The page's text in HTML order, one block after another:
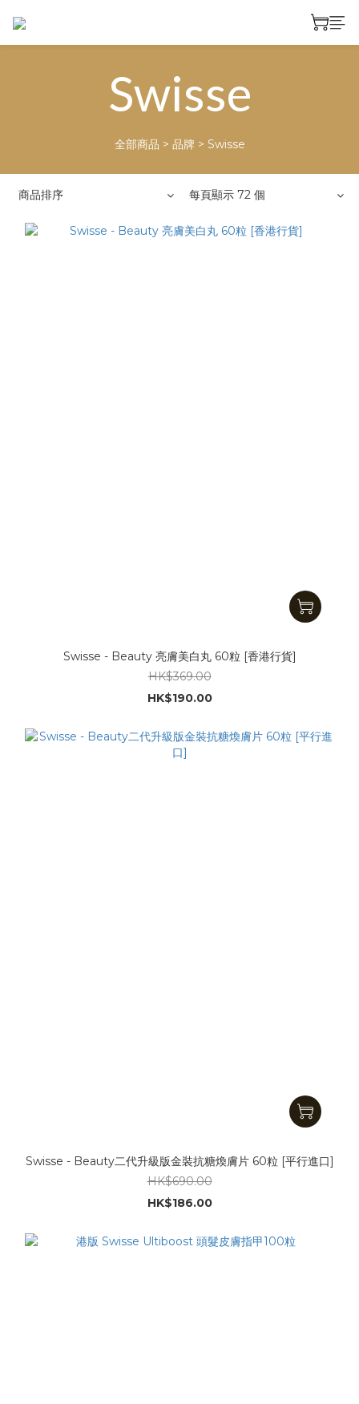
Swisse
全部商品 > 品牌 > Swisse
商品排序 每頁顯示 72 個
Swisse - Beauty 亮膚美白丸 60粒 [香港行貨]
HK$369.00
HK$190.00
Swisse - Beauty二代升級版金裝抗糖煥膚片 60粒 [平行進口]
HK$690.00
HK$186.00